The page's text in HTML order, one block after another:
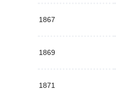
1867
1869
1871